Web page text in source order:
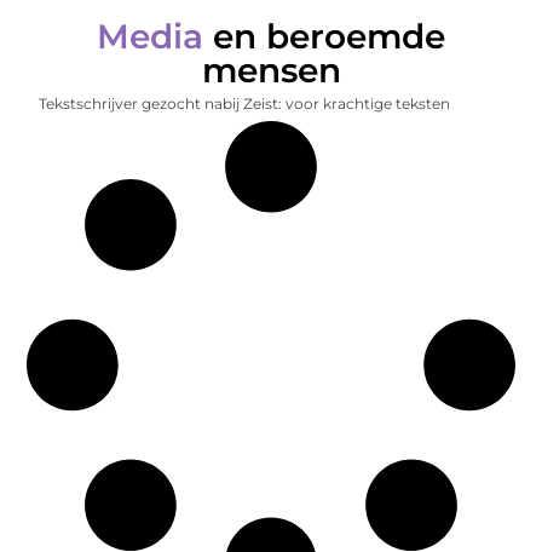
Media en beroemde
mensen
Tekstschrijver gezocht nabij Zeist: voor krachtige teksten